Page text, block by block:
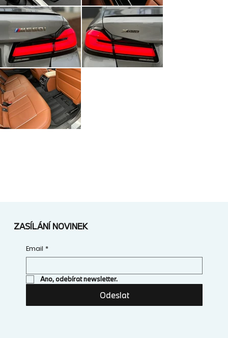
ZASÍLÁNÍ NOVINEK
Email *
Ano, odebírat newsletter.
Odeslat